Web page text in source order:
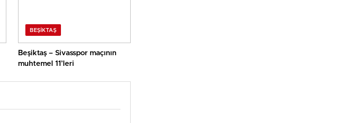
BEŞIKTAŞ
Beşiktaş – Sivasspor maçının
muhtemel 11’leri